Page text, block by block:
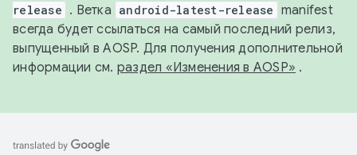
release . Ветка android-latest-release manifest
всегда будет ссылаться на самый последний релиз,
выпущенный в AOSP. Для получения дополнительной
информации см. раздел «Изменения в AOSP» .